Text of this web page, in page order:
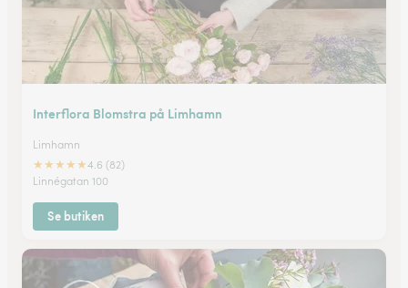
Interflora Blomstra på Limhamn
Limhamn
★★★★★4.6 (82)
Linnégatan 100
Se butiken